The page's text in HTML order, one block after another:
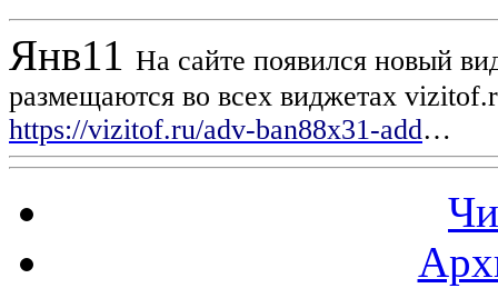
Янв11 На сайте появился новый
размещаются во всех виджетах
https://vizitof.ru/adv-ban88x31-add…